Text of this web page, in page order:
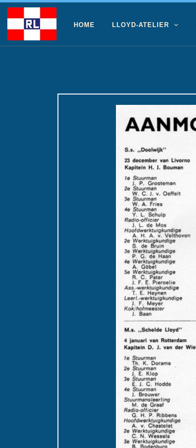
Ga naar inhoud
HOME LLOYD-ATELIER